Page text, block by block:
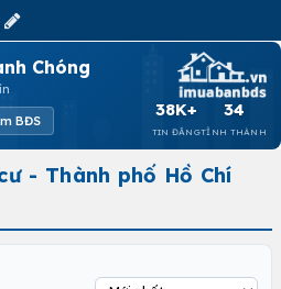
Chóng
BĐS
38K+
TIN ĐĂNG
34
TỈNH THÀNH
- Thành phố Hồ Chí